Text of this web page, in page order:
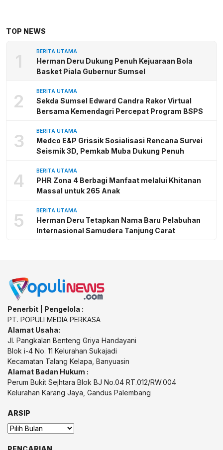
TOP NEWS
1 BERITA UTAMA
Herman Deru Dukung Penuh Kejuaraan Bola
Basket Piala Gubernur Sumsel
2 BERITA UTAMA
Sekda Sumsel Edward Candra Rakor Virtual
Bersama Kemendagri Percepat Program BSPS
3 BERITA UTAMA
Medco E&P Grissik Sosialisasi Rencana Survei
Seismik 3D, Pemkab Muba Dukung Penuh
4 BERITA UTAMA
PHR Zona 4 Berbagi Manfaat melalui Khitanan
Massal untuk 265 Anak
5 BERITA UTAMA
Herman Deru Tetapkan Nama Baru Pelabuhan
Internasional Samudera Tanjung Carat
Penerbit | Pengelola :
PT. POPULI MEDIA PERKASA
Alamat Usaha:
Jl. Pangkalan Benteng Griya Handayani
Blok i-4 No. 11 Kelurahan Sukajadi
Kecamatan Talang Kelapa, Banyuasin
Alamat Badan Hukum :
Perum Bukit Sejhtara Blok BJ No.04 RT.012/RW.004
Kelurahan Karang Jaya, Gandus Palembang
ARSIP
Arsip